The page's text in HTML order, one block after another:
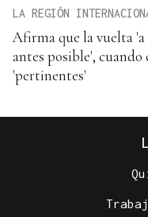
LA REGIÓN
Afirma que la vuelta
antes posible',
'pertinentes'